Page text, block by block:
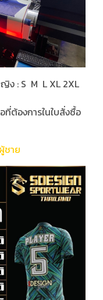
ง : S M L XL 2XL
ที่ต้องการในใบสั่งซื้อ
ชาย